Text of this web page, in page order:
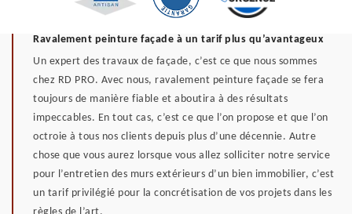
Ravalement peinture façade à un tarif plus qu’avantageux
Un expert des travaux de façade, c’est ce que nous sommes
chez RD PRO. Avec nous, ravalement peinture façade se fera
toujours de manière fiable et aboutira à des résultats
impeccables. En tout cas, c’est ce que l’on propose et que l’on
octroie à tous nos clients depuis plus d’une décennie. Autre
chose que vous aurez lorsque vous allez solliciter notre service
pour l’entretien des murs extérieurs d’un bien immobilier, c’est
un tarif privilégié pour la concrétisation de vos projets dans les